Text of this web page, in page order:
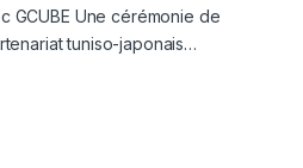
GCUBE Une cérémonie de
tuniso-japonais…